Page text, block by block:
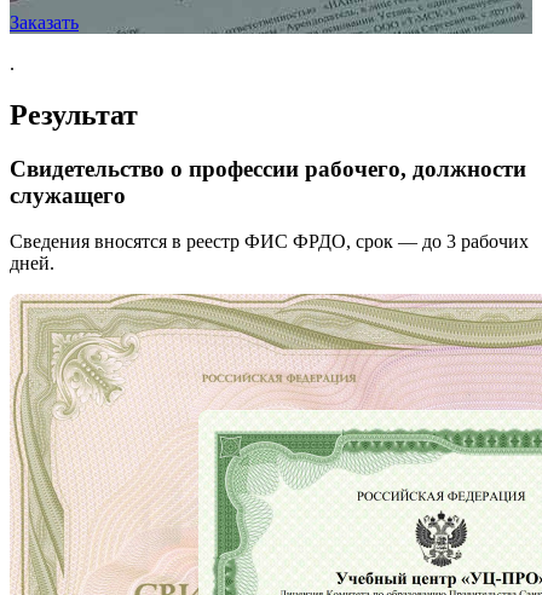
Заказать
.
Результат
Свидетельство о профессии рабочего, должности
служащего
Сведения вносятся в реестр ФИС ФРДО, срок — до 3 рабочих
дней.